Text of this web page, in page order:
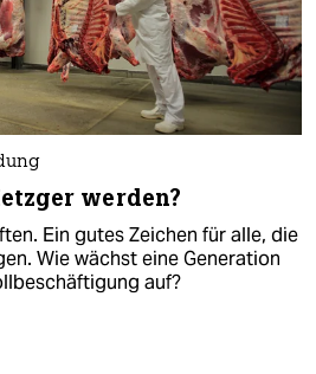
werden?
Ein gutes Zeichen für alle, die
Wie wächst eine Generation
auf?